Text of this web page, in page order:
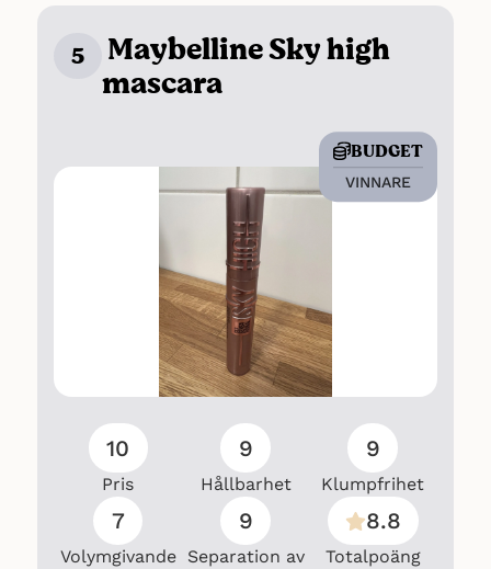
5
Maybelline Sky high
mascara
BUDGET
VINNARE
10
Pris
9
Hållbarhet
9
Klumpfrihet
7
Volymgivande
9
Separation av
8.8
Totalpoäng